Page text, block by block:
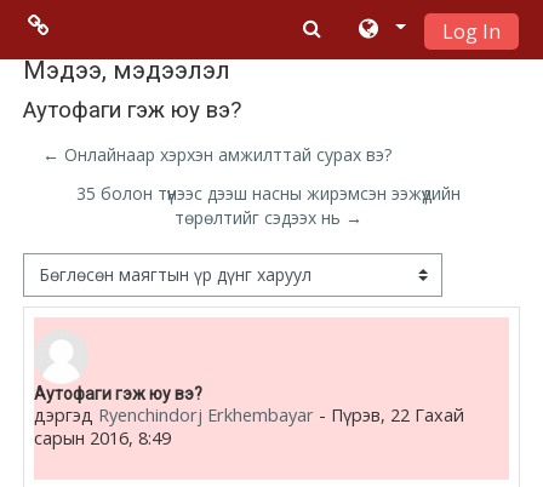
Menu 2
Moodle
community
free support
Moodle
development
Moodle
Log In
Мэдээ, мэдээлэл
Аутофаги гэж юу вэ?
← Онлайнаар хэрхэн амжилттай сурах вэ?
35 болон түүнээс дээш насны жирэмсэн ээжүүдийн
төрөлтийг сэдээх нь →
Дэлгэцний горим
Аутофаги гэж юу вэ?
дэргэд Ryenchindorj Erkhembayar - Пүрэв, 22 Гахай
сарын 2016, 8:49
Number of replies: 0